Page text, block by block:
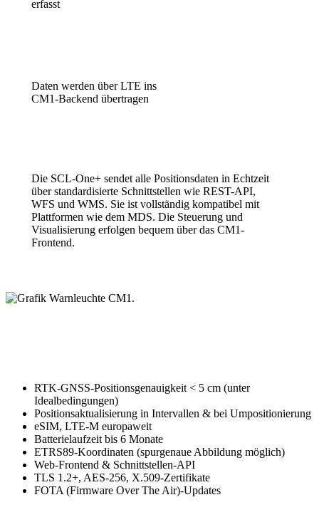
erfasst
Daten werden über LTE ins
CM1-Backend übertragen
Die SCL-One+ sendet alle Positionsdaten in Echtzeit
über standardisierte Schnittstellen wie REST-API,
WFS und WMS. Sie ist vollständig kompatibel mit
Plattformen wie dem MDS. Die Steuerung und
Visualisierung erfolgen bequem über das CM1-
Frontend.
RTK-GNSS-Positionsgenauigkeit < 5 cm (unter
Idealbedingungen)
Positionsaktualisierung in Intervallen & bei Umpositionierung
eSIM, LTE-M europaweit
Batterielaufzeit bis 6 Monate
ETRS89-Koordinaten (spurgenaue Abbildung möglich)
Web-Frontend & Schnittstellen-API
TLS 1.2+, AES-256, X.509-Zertifikate
FOTA (Firmware Over The Air)-Updates